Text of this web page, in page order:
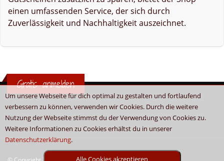
Um unsere Webseite für dich optimal zu gestalten und fortlaufend
verbessern zu können, verwenden wir Cookies. Durch die weitere
Nutzung der Webseite stimmst du der Verwendung von Cookies zu.
Weitere Informationen zu Cookies erhältst du in unserer
Datenschutzerklärung.
Alle Cookies akzeptieren
einen umfassenden Service, der sich durch
Zuverlässigkeit und Nachhaltigkeit auszeichnet.
Gratis anmelden
© Copyright 2026 - Boni.tv / Cashback & Gutscheine